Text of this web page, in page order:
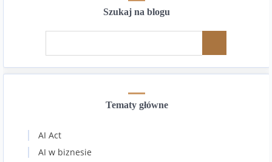
Szukaj na blogu
Tematy główne
AI Act
AI w biznesie